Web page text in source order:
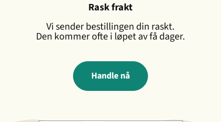
Rask frakt
Vi sender bestillingen din raskt.
Den kommer ofte i løpet av få dager.
Handle nå